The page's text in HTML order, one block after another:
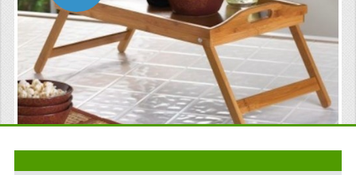
МАТРАСЫ ДЛЯ ШЕЗЛОНГОВ
САДОВАЯ МЕБЕЛЬ
СТОЛИКИ В ПОСТЕЛЬ
ПЛЯЖНАЯ КРОВАТЬ